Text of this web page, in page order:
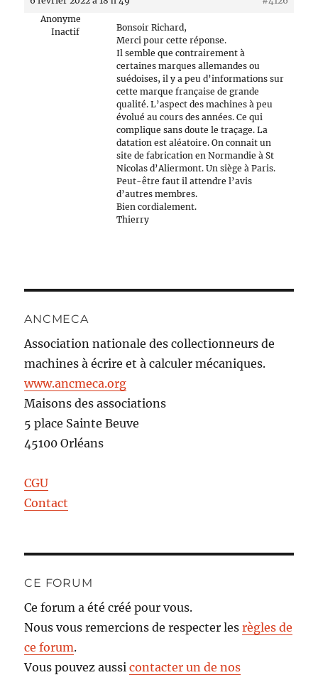
Anonyme
Inactif
Bonsoir Richard,
Merci pour cette réponse.
Il semble que contrairement à
certaines marques allemandes ou
suédoises, il y a peu d’informations sur
cette marque française de grande
qualité. L’aspect des machines à peu
évolué au cours des années. Ce qui
complique sans doute le traçage. La
datation est aléatoire. On connait un
site de fabrication en Normandie à St
Nicolas d’Aliermont. Un siège à Paris.
Peut-être faut il attendre l’avis
d’autres membres.
Bien cordialement.
Thierry
ANCMECA
Association nationale des collectionneurs de
machines à écrire et à calculer mécaniques.
www.ancmeca.org
Maisons des associations
5 place Sainte Beuve
45100 Orléans
CGU
Contact
CE FORUM
Ce forum a été créé pour vous.
Nous vous remercions de respecter lesrègles de
ce forum.
Vous pouvez aussicontacter un de nos